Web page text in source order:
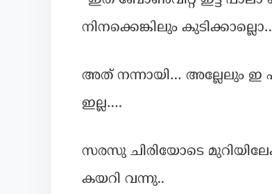
നിനക്കെങ്കിലും
അത് നന്നായി… അല്ലേലും ഇ
ഇല്ല….
സരസു ചിരിയോടെ
കയറി വന്നു..